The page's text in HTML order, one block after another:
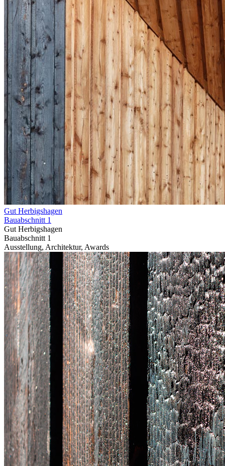
Gut Herbigshagen
Bauabschnitt 1
Gut Herbigshagen
Bauabschnitt 1
Ausstellung, Architektur, Awards